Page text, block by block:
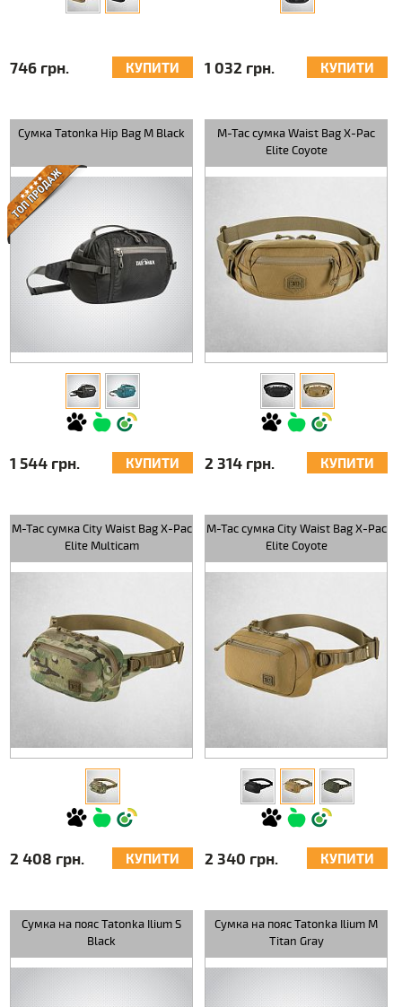
746 грн. КУПИТИ 1 032 грн. КУПИТИ
Сумка Tatonka Hip Bag M Black
1 544 грн. КУПИТИ
M-Tac сумка Waist Bag X-Pac
Elite Coyote
2 314 грн. КУПИТИ
M-Tac сумка City Waist Bag X-Pac
Elite Multicam
2 408 грн. КУПИТИ
M-Tac сумка City Waist Bag X-Pac
Elite Coyote
2 340 грн. КУПИТИ
Сумка на пояс Tatonka Ilium S
Black
Сумка на пояс Tatonka Ilium M
Titan Gray